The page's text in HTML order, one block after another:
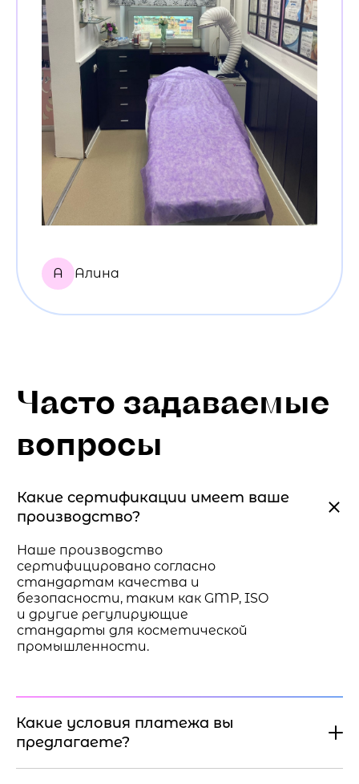
А Алина
Часто задаваемые
вопросы
Какие сертификации имеет ваше
производство?
Наше производство
сертифицировано согласно
стандартам качества и
безопасности, таким как GMP, ISO
и другие регулирующие
стандарты для косметической
промышленности.
Какие условия платежа вы
предлагаете?